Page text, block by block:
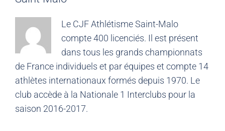
Le CJF Athlétisme Saint-Malo
compte 400 licenciés. Il est présent
dans tous les grands championnats
de France individuels et par équipes et compte 14
athlètes internationaux formés depuis 1970. Le
club accède à la Nationale 1 Interclubs pour la
saison 2016-2017.